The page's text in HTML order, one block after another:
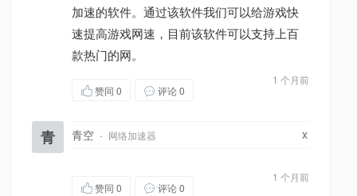
加速的软件。通过该软件我们可以给游戏快
速提高游戏网速，目前该软件可以支持上百
款热门的网。
1 个月前
赞同 0 评论 0
青 青空 · 网络加速器 x
1 个月前
赞同 0 评论 0